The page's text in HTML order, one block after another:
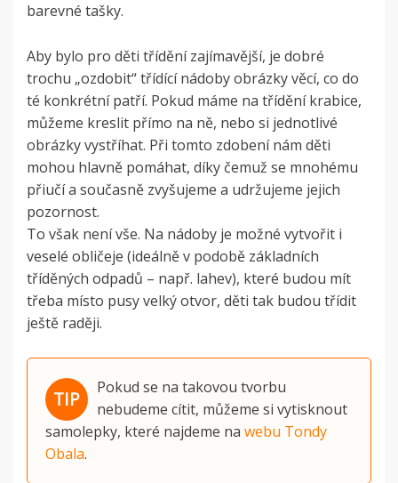
barevné tašky.
Aby bylo pro děti třídění zajímavější, je dobré
trochu „ozdobit“ třídící nádoby obrázky věcí, co do
té konkrétní patří. Pokud máme na třídění krabice,
můžeme kreslit přímo na ně, nebo si jednotlivé
obrázky vystříhat. Při tomto zdobení nám děti
mohou hlavně pomáhat, díky čemuž se mnohému
přiučí a současně zvyšujeme a udržujeme jejich
pozornost.
To však není vše. Na nádoby je možné vytvořit i
veselé obličeje (ideálně v podobě základních
tříděných odpadů – např. lahev), které budou mít
třeba místo pusy velký otvor, děti tak budou třídit
ještě raději.
Pokud se na takovou tvorbu
nebudeme cítit, můžeme si vytisknout
samolepky, které najdeme na webu Tondy
Obala.